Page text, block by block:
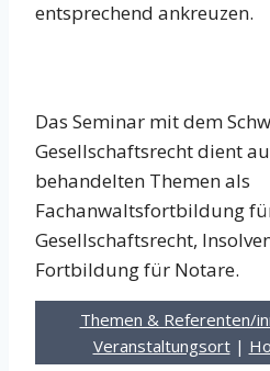
entsprechend ankreuzen.
Das Seminar mit dem
Gesellschaftsrecht dient
behandelten Themen als
Fachanwaltsfortbildung
Gesellschaftsrecht,
Fortbildung für Notare.
Themen & Referenten/
Veranstaltungsort|